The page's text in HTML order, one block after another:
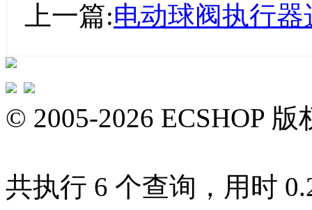
上一篇:电动球阀执行
© 2005-2026 ECSHOP
共执行 6 个查询，用时